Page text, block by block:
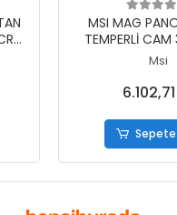
MSI MAG
TEMPERLİ
REVERSE ARGB
BİLGİSAYAR
Msi
Sepete